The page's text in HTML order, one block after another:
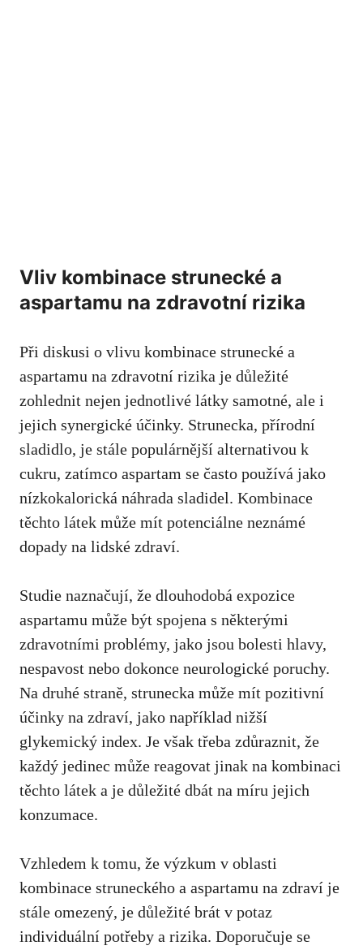
Vliv kombinace strunecké ​a
aspartamu‍ na zdravotní ⁢rizika
Při diskusi o ‌vlivu kombinace strunecké⁣ a
aspartamu na zdravotní rizika‌ je důležité
zohlednit nejen jednotlivé látky samotné, ale i
jejich synergické účinky. Strunecka, přírodní
sladidlo, je stále populárnější alternativou k
cukru, zatímco aspartam ⁤se často používá jako
nízkokalorická náhrada sladidel. Kombinace
těchto látek může ​mít potenciálne neznámé
dopady na lidské zdraví.
Studie naznačují, že dlouhodobá expozice
aspartamu může ⁢být spojena s některými
zdravotními problémy, jako jsou bolesti hlavy,
nespavost​ nebo dokonce neurologické poruchy.
Na ​druhé straně, strunecka může mít pozitivní
účinky na zdraví, jako například nižší
glykemický index. Je však třeba ‍zdůraznit, že
každý jedinec může reagovat jinak na kombinaci
těchto látek a je důležité dbát na míru jejich ​
konzumace.
Vzhledem k tomu, že výzkum v ⁣oblasti
kombinace struneckého⁤ a aspartamu na zdraví je
stále omezený, je důležité brát ⁣v potaz⁤
individuální potřeby a rizika. Doporučuje se